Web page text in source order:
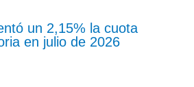
un 2,15% la cuota
en julio de 2026